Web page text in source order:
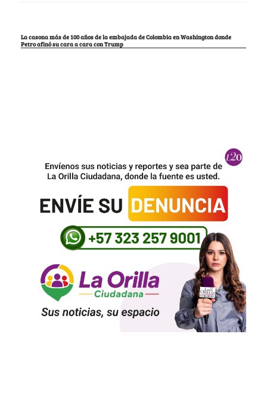
La casona más de 100 años de la embajada de Colombia en Washington donde
Petro afinó su cara a cara con Trump